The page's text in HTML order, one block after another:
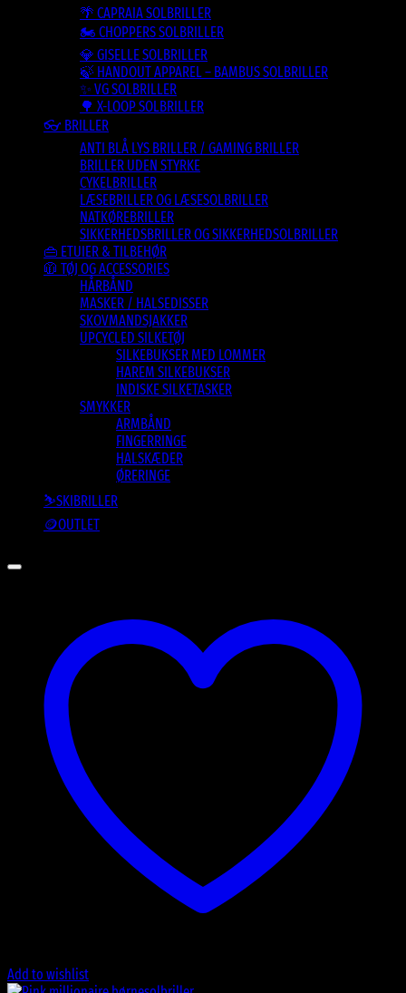
🌴 CAPRAIA SOLBRILLER
🏍️ CHOPPERS SOLBRILLER
💎 GISELLE SOLBRILLER
🍃 HANDOUT APPAREL – BAMBUS SOLBRILLER
✨ VG SOLBRILLER
🌳 X-LOOP SOLBRILLER
👓 BRILLER
ANTI BLÅ LYS BRILLER / GAMING BRILLER
BRILLER UDEN STYRKE
CYKELBRILLER
LÆSEBRILLER OG LÆSESOLBRILLER
NATKØREBRILLER
SIKKERHEDSBRILLER OG SIKKERHEDSOLBRILLER
👜 ETUIER & TILBEHØR
🧥 TØJ OG ACCESSORIES
HÅRBÅND
MASKER / HALSEDISSER
SKOVMANDSJAKKER
UPCYCLED SILKETØJ
SILKEBUKSER MED LOMMER
HAREM SILKEBUKSER
INDISKE SILKETASKER
SMYKKER
ARMBÅND
FINGERRINGE
HALSKÆDER
ØRERINGE
⛷️SKIBRILLER
🪙OUTLET
Add to wishlist